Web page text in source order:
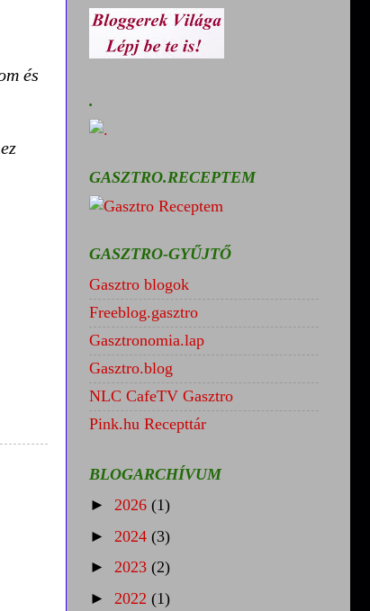
és
.
GASZTRO.RECEPTEM
GASZTRO-GYŰJTŐ
Gasztro blogok
Freeblog.gasztro
Gasztronomia.lap
Gasztro.blog
NLC CafeTV Gasztro
Pink.hu Recepttár
BLOGARCHÍVUM
► 2026 (1)
► 2024 (3)
► 2023 (2)
► 2022 (1)